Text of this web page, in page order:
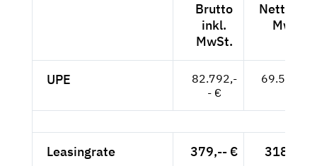
Brutto
inkl.
MwSt.
Netto
MwSt.
UPE
82.792,-
- €
69.573,--
Leasingrate 379,-- € 318,49 €